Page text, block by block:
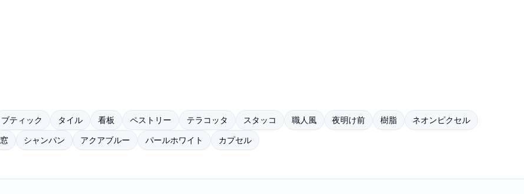
ブティック タイル 看板 ペストリー テラコッタ スタッコ 職人風 夜明け前 樹脂
ネオンピクセル
窓 シャンパン アクアブルー パールホワイト カプセル